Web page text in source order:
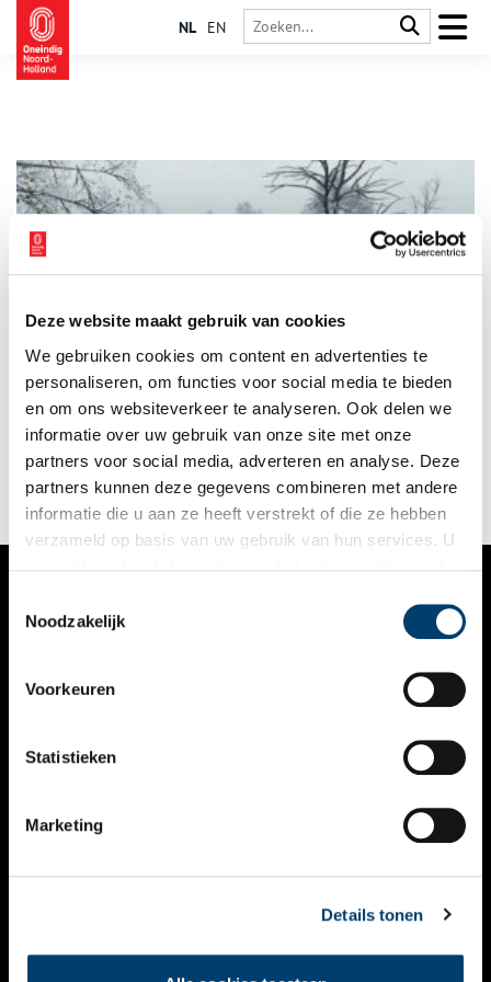
Deze website maakt gebruik van cookies
We gebruiken cookies om content en advertenties te
personaliseren, om functies voor social media te bieden
en om ons websiteverkeer te analyseren. Ook delen we
informatie over uw gebruik van onze site met onze
partners voor social media, adverteren en analyse. Deze
partners kunnen deze gegevens combineren met andere
informatie die u aan ze heeft verstrekt of die ze hebben
verzameld op basis van uw gebruik van hun services. U
Noodzakelijk
Voorkeuren
Statistieken
Marketing
Details tonen
NL EN
Lage Landen
Future Minimalism, een spelontwikkelaar uit Alkmaar, werkt
aan Voor de Kroon: een historisch strategiespel dat de
politieke en militaire situatie van de Lage Landen in 1271
reconstrueert tijdens de Friso-Hollandse oorlogen. Het project
combineert hedendaagse gametechnologie met uitgebreid
historisch brononderzoek, gebaseerd op ruiterzegels,
kronieken en het nationale archief.
3 min
VERHALEN
KALENDER
THEMA’S
VIDEO’S
CONTACT